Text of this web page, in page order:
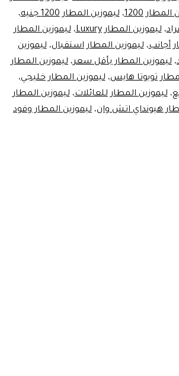
مع
سائق
1200 ،ليموزين المطار 1200 جنيه
،
،ليموزين المطار Luxury ،ليموزين المطار
أجانب،ليموزين المطار استقبال،ليموزين
، ليموزين المطار بأقل سعر، ليموزين المطار
تويوتا هايس،ليموزين المطار خليجي،
،ليموزين المطار للعائلات،ليموزين المطار
هيونداي اتش وان، ليموزين المطار وفود